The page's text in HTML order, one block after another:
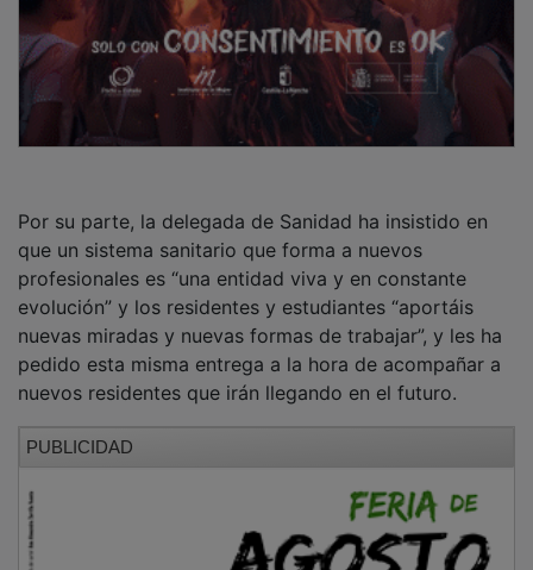
que un sistema sanitario que forma a nuevos
profesionales es “una entidad viva y en constante
evolución” y los residentes y estudiantes “aportáis
nuevas miradas y nuevas formas de trabajar”, y les ha
pedido esta misma entrega a la hora de acompañar a
nuevos residentes que irán llegando en el futuro.